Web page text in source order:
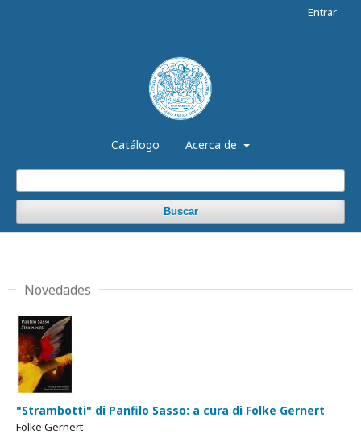
Catálogo Acerca de
Buscar
Entrar
Novedades
"Strambotti" di Panfilo Sasso: a cura di Folke Gernert
Folke Gernert